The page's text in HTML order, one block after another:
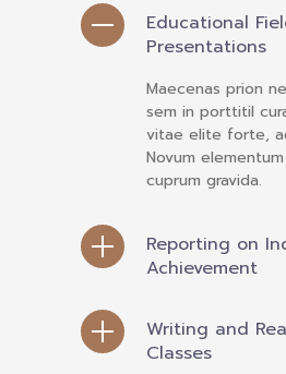
---- รายงานการวิเคราะห์ผ
-- รายงานคณะผู้ประเมินอิส
---- รอบประเมิน (พ.ศ.
---- ปีการศึกษา 2564
---- ปีการศึกษา 2567
Educational
Presentations
Maecenas prion
sem in porttitil
vitae elite forte,
Novum
cuprum gravida.
Reporting on
Achievement
Writing and
Classes